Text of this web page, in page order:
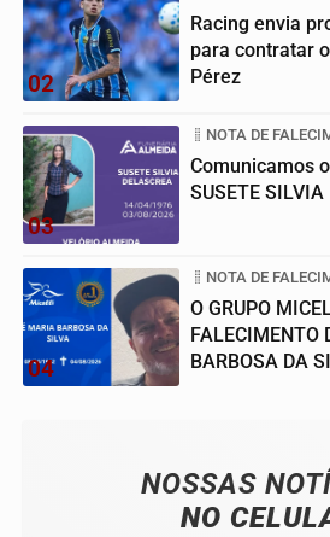
02
Racing envia
para contratar
Pérez
03
NOTA DE
Comunicamos
SUSETE SILVIA
04
NOTA DE
O GRUPO
FALECIMENTO
BARBOSA DA
NOSSAS
NO